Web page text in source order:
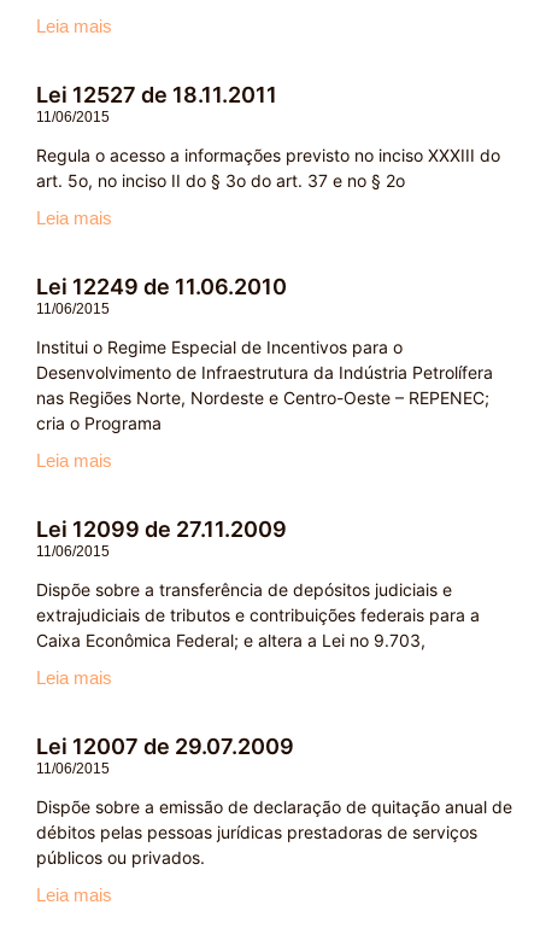
Leia mais
Lei 12527 de 18.11.2011
11/06/2015
Regula o acesso a informações previsto no inciso XXXIII do
art. 5o, no inciso II do § 3o do art. 37 e no § 2o
Leia mais
Lei 12249 de 11.06.2010
11/06/2015
Institui o Regime Especial de Incentivos para o
Desenvolvimento de Infraestrutura da Indústria Petrolífera
nas Regiões Norte, Nordeste e Centro-Oeste – REPENEC;
cria o Programa
Leia mais
Lei 12099 de 27.11.2009
11/06/2015
Dispõe sobre a transferência de depósitos judiciais e
extrajudiciais de tributos e contribuições federais para a
Caixa Econômica Federal; e altera a Lei no 9.703,
Leia mais
Lei 12007 de 29.07.2009
11/06/2015
Dispõe sobre a emissão de declaração de quitação anual de
débitos pelas pessoas jurídicas prestadoras de serviços
públicos ou privados.
Leia mais